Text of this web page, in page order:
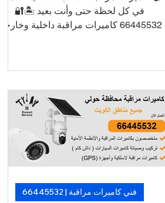
في كل لحظة حتى وأنت بعيد 🏝️🔐
66445532 كاميرات مراقبة داخلية وخارجية
نفس اليوم 📞 اطلب الآن خدمة تركيب
كاميرات في الأحمدي بأسعار منافسة
وتركيب سريع من فنيين متخصصين. 🛡️ لأن
الأمان ما فيه تأجيل… خلّ الكاميرات تشتغل،
وارتاح!
فني كاميرات مراقبة | 66445532